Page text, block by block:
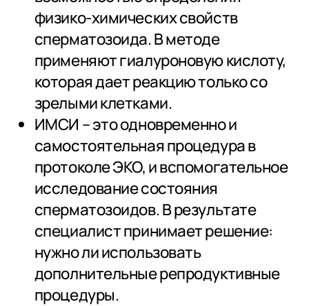
физико-химических свойств
сперматозоида. В методе
применяют гиалуроновую кислоту,
которая дает реакцию только со
зрелыми клетками.
ИМСИ – это одновременно и
самостоятельная процедура в
протоколе ЭКО, и вспомогательное
исследование состояния
сперматозоидов. В результате
специалист принимает решение:
нужно ли использовать
дополнительные репродуктивные
процедуры.